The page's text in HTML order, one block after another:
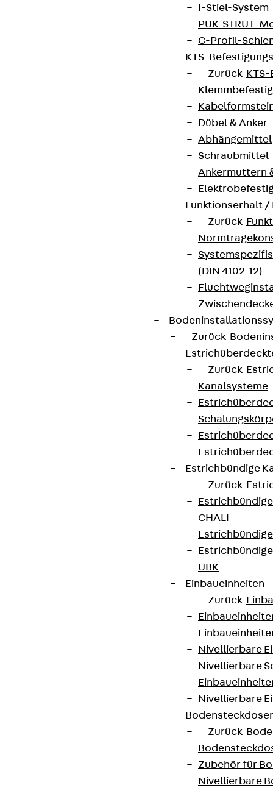
I-Stiel-System
PUK-STRUT-
C-Profil-
KTS-
Zurück
Dübel & Anker
Abhängemittel
Schraubmittel
Ankermuttern
Funktionserhalt
Zurück
(DIN 4102-12)
Zurück
Zurück
Kanalsysteme
Estrichbündige
Zurück
CHALI
UBK
Einbaueinheiten
Zurück
Nivellierbare
Nivellierbare
Nivellierbare
Zurück
Zubehör für
Nivellierbare